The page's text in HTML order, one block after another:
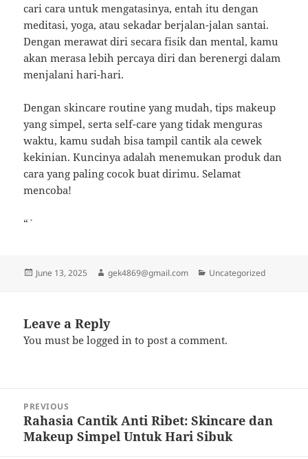
cari cara untuk mengatasinya, entah itu dengan
meditasi, yoga, atau sekadar berjalan-jalan santai.
Dengan merawat diri secara fisik dan mental, kamu
akan merasa lebih percaya diri dan berenergi dalam
menjalani hari-hari.
Dengan skincare routine yang mudah, tips makeup
yang simpel, serta self-care yang tidak menguras
waktu, kamu sudah bisa tampil cantik ala cewek
kekinian. Kuncinya adalah menemukan produk dan
cara yang paling cocok buat dirimu. Selamat
mencoba!
“`
Posted
June 13, 2025 Author
gek4869@gmail.com Categories
Uncategorized
Leave a Reply
You must belogged in to post a comment.
navigation
PREVIOUS
Previous
post:
Rahasia Cantik Anti Ribet: Skincare dan
Makeup Simpel Untuk Hari Sibuk